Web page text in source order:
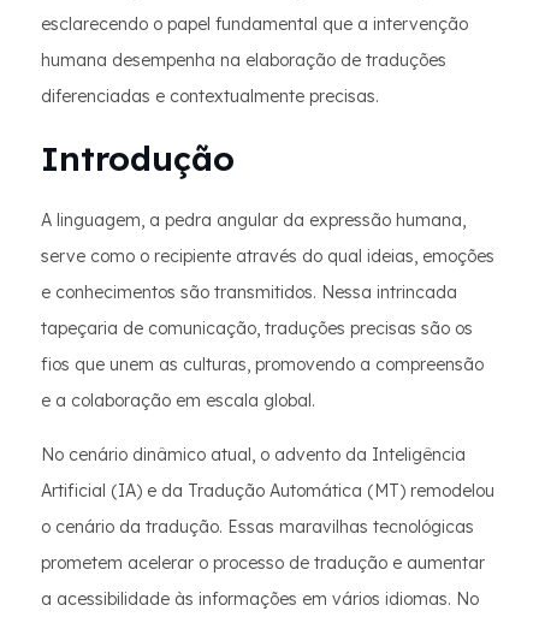
esclarecendo o papel fundamental que a intervenção
humana desempenha na elaboração de traduções
diferenciadas e contextualmente precisas.
Introdução
A linguagem, a pedra angular da expressão humana,
serve como o recipiente através do qual ideias, emoções
e conhecimentos são transmitidos. Nessa intrincada
tapeçaria de comunicação, traduções precisas são os
fios que unem as culturas, promovendo a compreensão
e a colaboração em escala global.
No cenário dinâmico atual, o advento da Inteligência
Artificial (IA) e da Tradução Automática (MT) remodelou
o cenário da tradução. Essas maravilhas tecnológicas
prometem acelerar o processo de tradução e aumentar
a acessibilidade às informações em vários idiomas. No